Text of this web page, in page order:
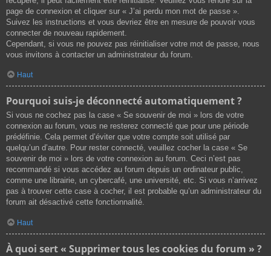
page de connexion et cliquer sur « J’ai perdu mon mot de passe ».
Suivez les instructions et vous devriez être en mesure de pouvoir vous
connecter de nouveau rapidement.
Cependant, si vous ne pouvez pas réinitialiser votre mot de passe, nous
vous invitons à contacter un administrateur du forum.
Haut
Pourquoi suis-je déconnecté automatiquement ?
Si vous ne cochez pas la case « Se souvenir de moi » lors de votre
connexion au forum, vous ne resterez connecté que pour une période
prédéfinie. Cela permet d’éviter que votre compte soit utilisé par
quelqu’un d’autre. Pour rester connecté, veuillez cocher la case « Se
souvenir de moi » lors de votre connexion au forum. Ceci n’est pas
recommandé si vous accédez au forum depuis un ordinateur public,
comme une librairie, un cybercafé, une université, etc. Si vous n’arrivez
pas à trouver cette case à cocher, il est probable qu’un administrateur du
forum ait désactivé cette fonctionnalité.
Haut
À quoi sert « Supprimer tous les cookies du forum » ?